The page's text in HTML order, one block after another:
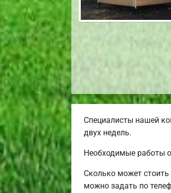
Специалисты нашей
двух недель.
Необходимые работы
Сколько может
можно задать по